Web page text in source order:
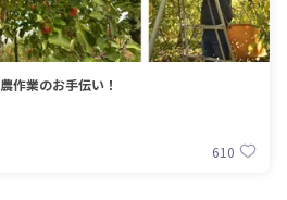
作業のお手伝い！
610